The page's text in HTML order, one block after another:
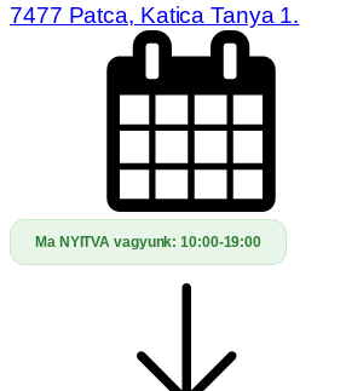
7477 Patca, Katica Tanya 1.
Ma NYITVA vagyunk:10:00-19:00